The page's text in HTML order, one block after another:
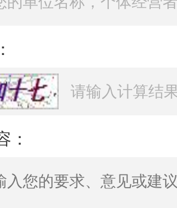
：